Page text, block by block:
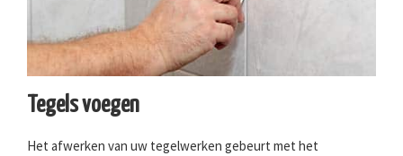
Tegels voegen
Het afwerken van uw tegelwerken gebeurt met het